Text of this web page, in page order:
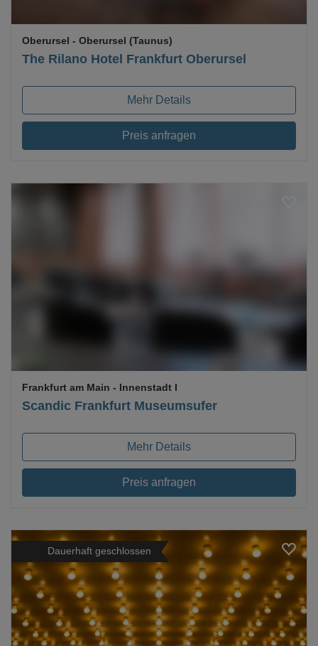
The Rilano Hotel Frankfurt Oberursel
Oberursel - Oberursel (Taunus)
Mehr Details
Preis anfragen
Scandic Frankfurt Museumsufer
Frankfurt am Main - Innenstadt I
Mehr Details
Preis anfragen
Dauerhaft geschlossen